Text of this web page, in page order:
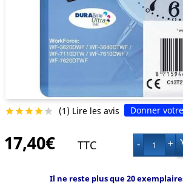
 (1) Lire les avis Donner
17,40€ TTC 1
Il ne reste plus que 20